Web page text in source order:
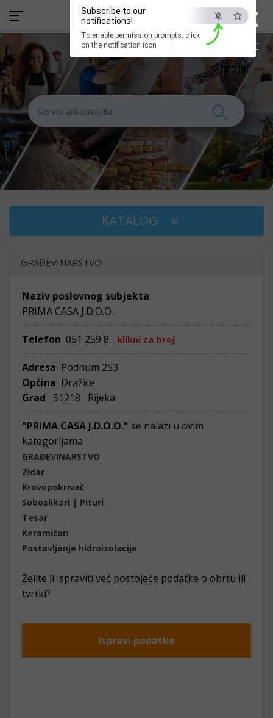
×
ESC
Subscribe to our
notifications!
To enable permission prompts, click
on the notification icon
KATALOG
GRAĐEVINARSTVO
Naziv poslovnog subjekta
PRIMA CASA J.D.O.O.
Telefon 051 259 8... klikni za broj
Adresa Podhum 253
Općina Dražice
Grad
51218 Rijeka
"PRIMA CASA J.D.O.O." se nalazi u ovim
kategorijama
GRAĐEVINARSTVO
Zidar
Krovopokrivač
Soboslikari | Pituri
Tesar
Keramičari
Postavljanje hidroizolacije
Želite li ispraviti već postojeće podatke o obrtu ili
tvrtki?
Ispravi podatke